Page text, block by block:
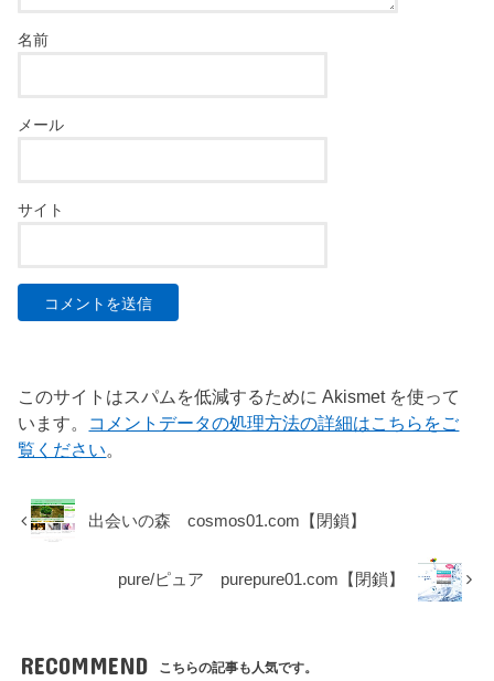
名前
メール
サイト
このサイトはスパムを低減するために Akismet を使って
います。 コメントデータの処理方法の詳細はこちらをご
覧ください
出会いの森 cosmos01.com【閉鎖】
pure/ピュア purepure01.com【閉鎖】
RECOMMEND こちらの記事も人気です。